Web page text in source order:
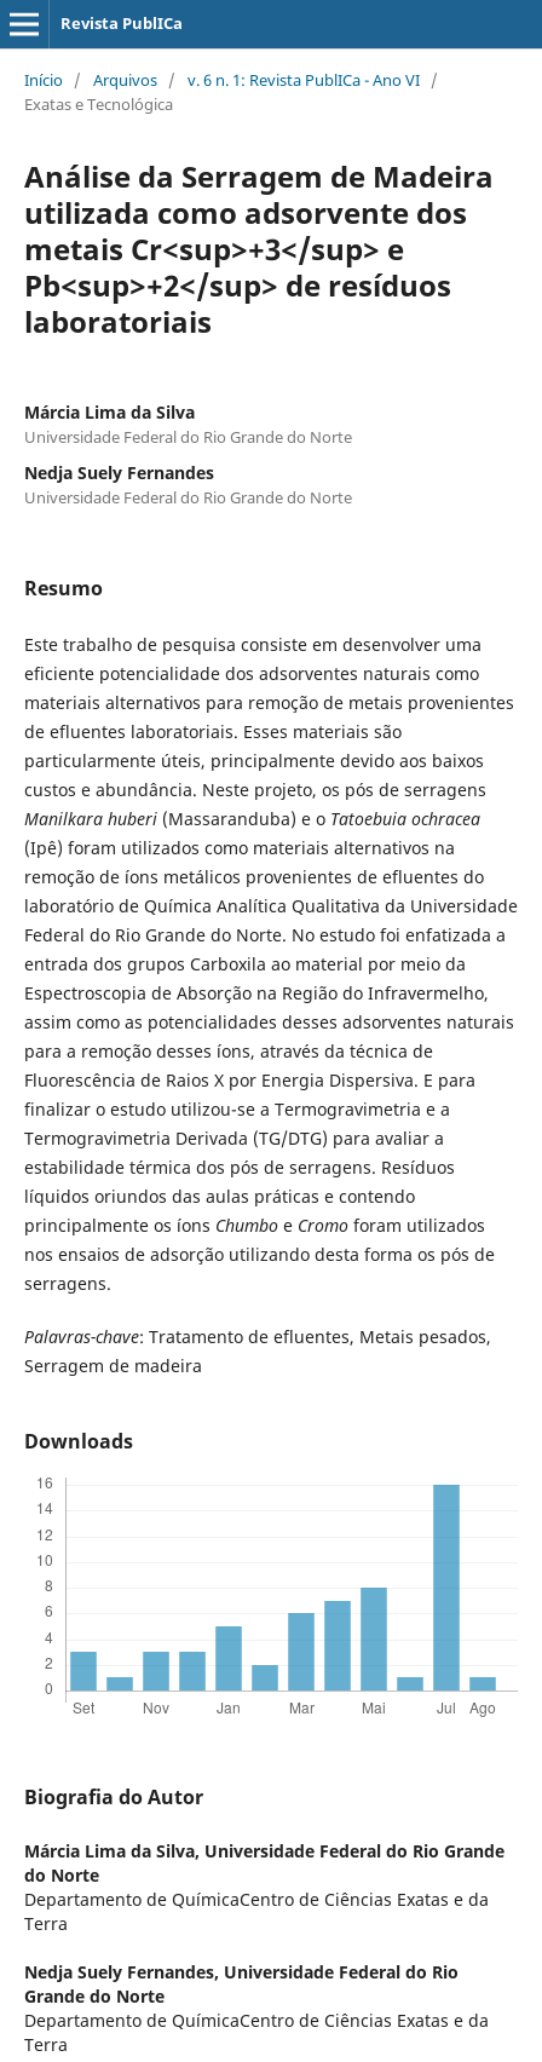
Revista PublICa
Início / Arquivos / v. 6 n. 1: Revista PublICa - Ano VI /
Exatas e Tecnológica
Análise da Serragem de Madeira
utilizada como adsorvente dos
metais Cr<sup>+3</sup> e
Pb<sup>+2</sup> de resíduos
laboratoriais
Márcia Lima da Silva
Universidade Federal do Rio Grande do Norte
Nedja Suely Fernandes
Universidade Federal do Rio Grande do Norte
Resumo
Este trabalho de pesquisa consiste em desenvolver uma
eficiente potencialidade dos adsorventes naturais como
materiais alternativos para remoção de metais provenientes
de efluentes laboratoriais. Esses materiais são
particularmente úteis, principalmente devido aos baixos
custos e abundância. Neste projeto, os pós de serragens
Manilkara huberi (Massaranduba) e o Tatoebuia ochracea
(Ipê) foram utilizados como materiais alternativos na
remoção de íons metálicos provenientes de efluentes do
laboratório de Química Analítica Qualitativa da Universidade
Federal do Rio Grande do Norte. No estudo foi enfatizada a
entrada dos grupos Carboxila ao material por meio da
Espectroscopia de Absorção na Região do Infravermelho,
assim como as potencialidades desses adsorventes naturais
para a remoção desses íons, através da técnica de
Fluorescência de Raios X por Energia Dispersiva. E para
finalizar o estudo utilizou-se a Termogravimetria e a
Termogravimetria Derivada (TG/DTG) para avaliar a
estabilidade térmica dos pós de serragens. Resíduos
líquidos oriundos das aulas práticas e contendo
principalmente os íons Chumboe Cromoforam utilizados
nos ensaios de adsorção utilizando desta forma os pós de
serragens.
Palavras-chave: Tratamento de efluentes, Metais pesados,
Serragem de madeira
Downloads
Biografia do Autor
Márcia Lima da Silva, Universidade Federal do Rio Grande
do Norte
Departamento de QuímicaCentro de Ciências Exatas e da
Terra
Nedja Suely Fernandes, Universidade Federal do Rio
Grande do Norte
Departamento de QuímicaCentro de Ciências Exatas e da
Terra